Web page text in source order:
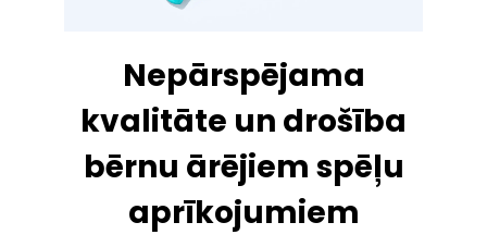
Nepārspējama
kvalitāte un drošība
bērnu ārējiem spēļu
aprīkojumiem